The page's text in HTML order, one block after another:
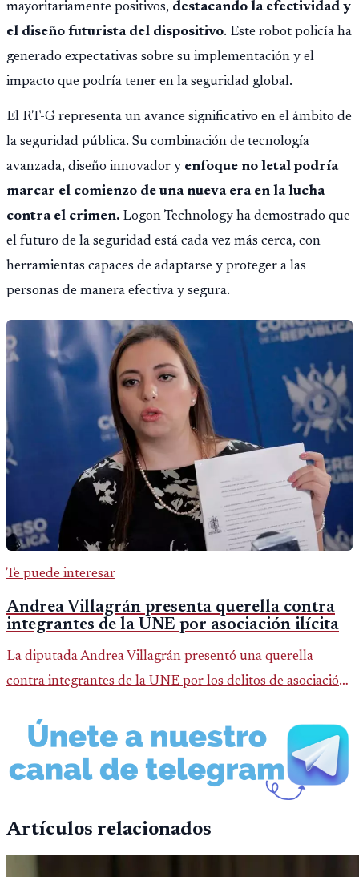
mayoritariamente positivos, destacando la efectividad y
el diseño futurista del dispositivo. Este robot policía ha
generado expectativas sobre su implementación y el
impacto que podría tener en la seguridad global.
El RT-G representa un avance significativo en el ámbito de
la seguridad pública. Su combinación de tecnología
avanzada, diseño innovador y enfoque no letal podría
marcar el comienzo de una nueva era en la lucha
contra el crimen. Logon Technology ha demostrado que
el futuro de la seguridad está cada vez más cerca, con
herramientas capaces de adaptarse y proteger a las
personas de manera efectiva y segura.
Te puede interesar
Andrea Villagrán presenta querella contra
integrantes de la UNE por asociación ilícita
La diputada Andrea Villagrán presentó una querella
contra integrantes de la UNE por los delitos de asociación
Artículos relacionados